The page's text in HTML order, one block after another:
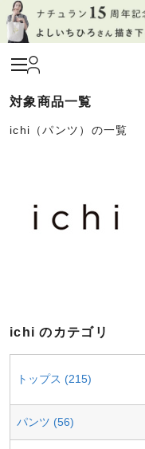
ichi（パンツ）の一覧
ichi のカテゴリ
トップス (215)
パンツ (56)